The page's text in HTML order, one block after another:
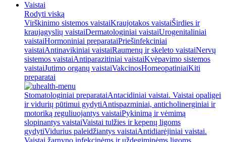
Vaistai
Rodyti viską
Virškinimo sistemos vaistaiKraujotakos vaistaiŠirdies ir
kraujagyslių vaistaiDermatologiniai vaistaiUrogenitaliniai
vaistaiHormoniniai preparataiPriešinfekciniai
vaistaiAntinavikiniai vaistaiRaumenų ir skeleto vaistaiNervų
sistemos vaistaiAntiparazitiniai vaistaiKvėpavimo sistemos
vaistaiJutimo organų vaistaiVakcinosHomeopatiniaiKiti
preparatai
Stomatologiniai preparataiAntacidiniai vaistai. Vaistai opaligei
ir vidurių pūtimui gydytiAntispazminiai, anticholinerginiai ir
motoriką reguliuojantys vaistaiPykinimą ir vėmimą
slopinantys vaistaiVaistai tulžies ir kepenų ligoms
gydytiVidurius paleidžiantys vaistaiAntidiarėjiniai vaistai.
Vaistai žarnyno infekcinėms ir uždegiminėms ligoms